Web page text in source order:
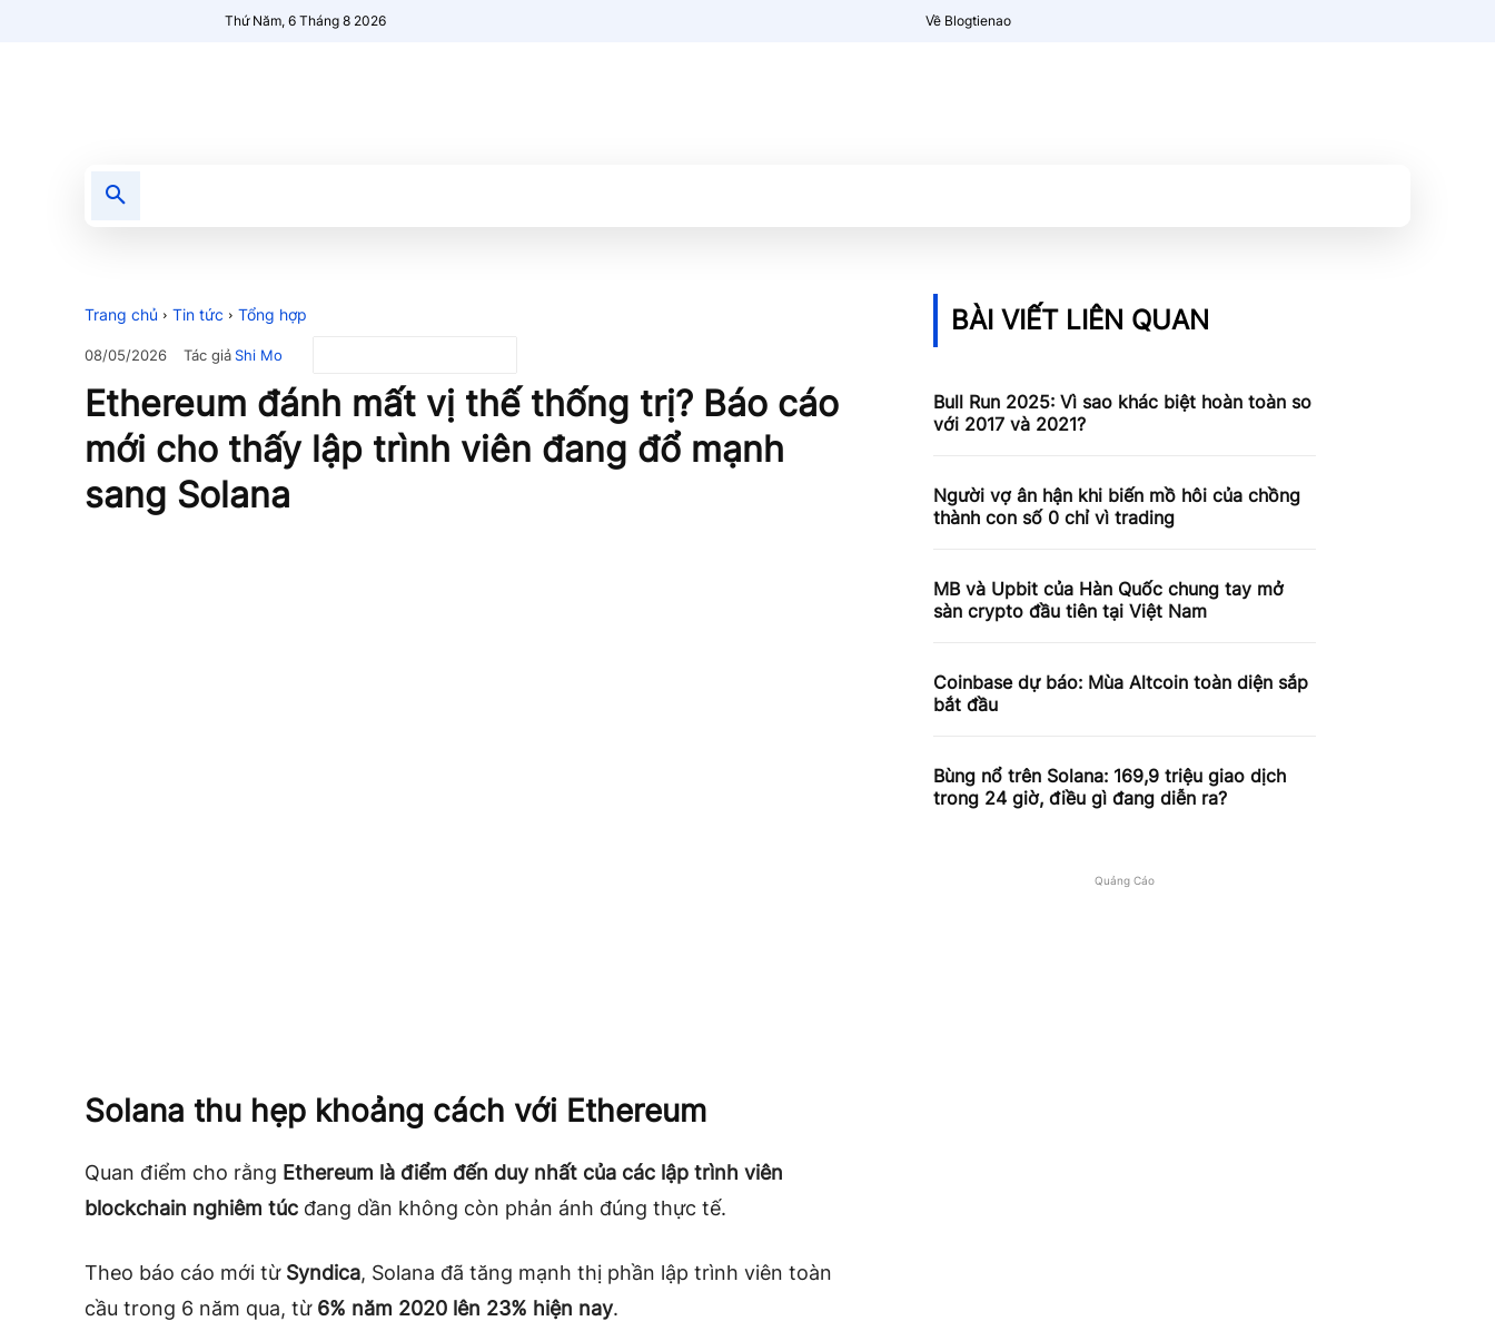
Thứ Năm, 6 Tháng 8 2026 Về Blogtienao
Trang chủ Tin tức Tổng hợp
08/05/2026 Tác giảShi Mo
Ethereum đánh mất vị thế thống trị? Báo cáo
mới cho thấy lập trình viên đang đổ mạnh
sang Solana
Solana thu hẹp khoảng cách với Ethereum
Quan điểm cho rằng Ethereum là điểm đến duy nhất của các lập trình viên
blockchain nghiêm túc đang dần không còn phản ánh đúng thực tế.
Theo báo cáo mới từ Syndica, Solana đã tăng mạnh thị phần lập trình viên toàn
cầu trong 6 năm qua, từ 6% năm 2020 lên 23% hiện nay.
BÀI VIẾT LIÊN QUAN
Bull Run 2025: Vì sao khác biệt hoàn toàn so
với 2017 và 2021?
Người vợ ân hận khi biến mồ hôi của chồng
thành con số 0 chỉ vì trading
MB và Upbit của Hàn Quốc chung tay mở
sàn crypto đầu tiên tại Việt Nam
Coinbase dự báo: Mùa Altcoin toàn diện sắp
bắt đầu
Bùng nổ trên Solana: 169,9 triệu giao dịch
trong 24 giờ, điều gì đang diễn ra?
Quảng Cáo